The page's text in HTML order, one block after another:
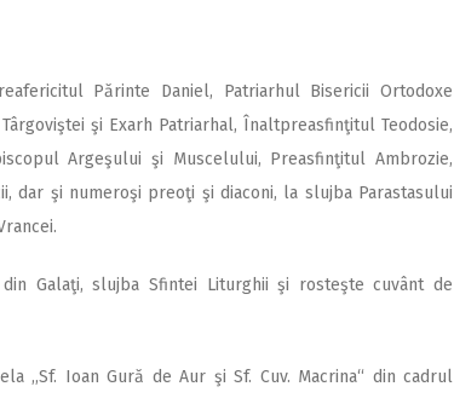
Părinte Daniel, Patriarhul Bisericii Ortodoxe
şi Exarh Patriarhal, Înaltpreasfinţitul Teodosie,
Argeşului şi Muscelului, Preasfinţitul Ambrozie,
dar şi numeroşi preoţi şi diaconi, la slujba Parastasului
Galaţi, slujba Sfintei Liturghii şi rosteşte cuvânt de
,,Sf. Ioan Gură de Aur şi Sf. Cuv. Macrina“ din cadrul